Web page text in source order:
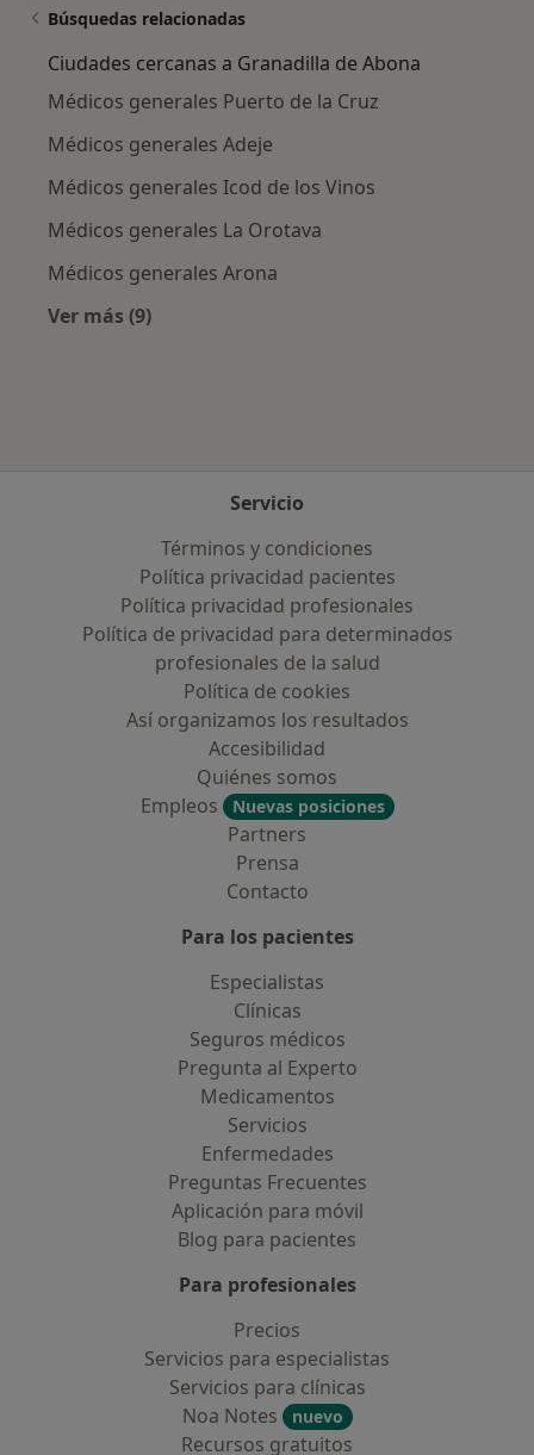
Búsquedas relacionadas
Ciudades cercanas a Granadilla de Abona
Médicos generales Puerto de la Cruz
Médicos generales Adeje
Médicos generales Icod de los Vinos
Médicos generales La Orotava
Médicos generales Arona
Ver más (9)
Servicio
Términos y condiciones
Política privacidad pacientes
Política privacidad profesionales
Política de privacidad para determinados
profesionales de la salud
Política de cookies
Así organizamos los resultados
Accesibilidad
Quiénes somos
Empleos
Nuevas posiciones
Partners
Prensa
Contacto
Para los pacientes
Especialistas
Clínicas
Seguros médicos
Pregunta al Experto
Medicamentos
Servicios
Enfermedades
Preguntas Frecuentes
Aplicación para móvil
Blog para pacientes
Para profesionales
Precios
Servicios para especialistas
Servicios para clínicas
Noa Notes
nuevo
Recursos gratuitos